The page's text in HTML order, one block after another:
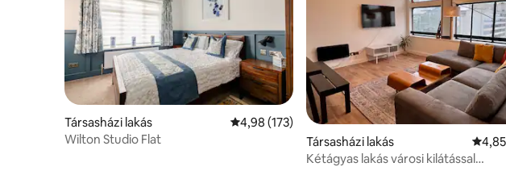
Társasházi lakás Átlagos értékelés: 5/4,98, 173 vélemény
4,98 (173)
Wilton Studio Flat
Társasházi lakás
Kétágyas lakás városi kilátással